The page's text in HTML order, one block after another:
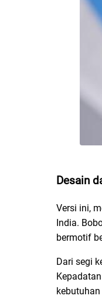
Desain
Versi ini,
India.
bermotif
Dari segi